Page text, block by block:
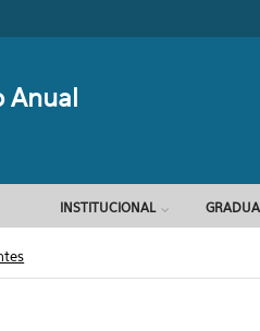
Anual
INSTITUCIONAL